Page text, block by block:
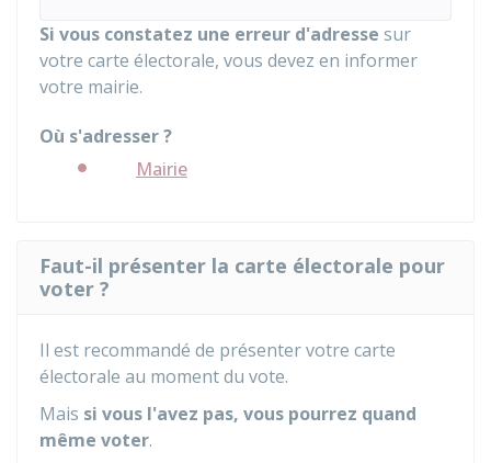
Si vous constatez une erreur d'adresse sur
votre carte électorale, vous devez en informer
votre mairie.
Où s'adresser ?
Mairie
Faut-il présenter la carte électorale pour
voter ?
Il est recommandé de présenter votre carte
électorale au moment du vote.
Mais si vous l'avez pas, vous pourrez quand
même voter.